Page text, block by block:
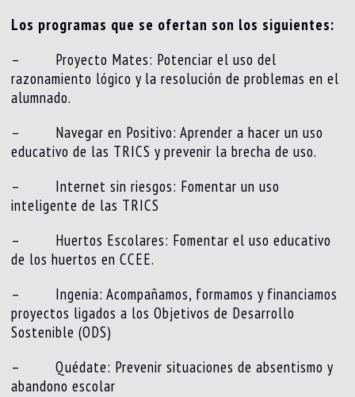
Los programas que se ofertan son los siguientes:
– Proyecto Mates: Potenciar el uso del
razonamiento lógico y la resolución de problemas en el
alumnado.
– Navegar en Positivo: Aprender a hacer un uso
educativo de las TRICS y prevenir la brecha de uso.
– Internet sin riesgos: Fomentar un uso
inteligente de las TRICS
– Huertos Escolares: Fomentar el uso educativo
de los huertos en CCEE.
– Ingenia: Acompañamos, formamos y financiamos
proyectos ligados a los Objetivos de Desarrollo
Sostenible (ODS)
– Quédate: Prevenir situaciones de absentismo y
abandono escolar